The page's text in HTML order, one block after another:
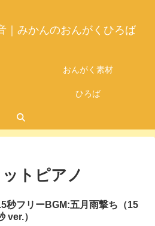
｜みかんのおんがくひろば
おんがく素材
ひろば
トピアノ
秒フリーBGM:五月雨撃ち（15
ver.）